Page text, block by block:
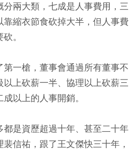
兩大類，七成是人事費用，三
靠縮衣節食砍掉大半，但人事費
。
一槍，董事會通過所有董事不
上砍薪一半、協理以上砍薪三
以上的人事開銷。
都是資歷超過十年、甚至二十年
信祐，跟了王文傑快三十年，